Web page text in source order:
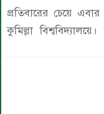
প্রতিবারের চেয়ে
কুমিল্লা